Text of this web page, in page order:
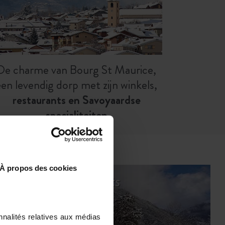
À propos des cookies
relatives aux médias
charme van Bourg St Maurice,
levendig dorp met zijn winkels,
restaurants en Savoyaardse
specialiteiten